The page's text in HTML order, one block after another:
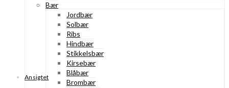
Bær
Jordbær
Solbær
Ribs
Hindbær
Stikkelsbær
Kirsebær
Blåbær
Brombær
Ansigtet